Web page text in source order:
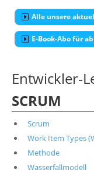
Alle unsere
E-Book-Abo für
Entwickler-
SCRUM
Scrum
Work Item Types
Methode
Wasserfallmodell